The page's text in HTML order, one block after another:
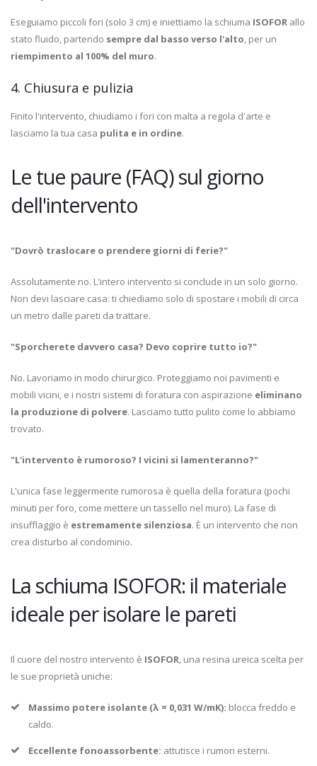
Eseguiamo piccoli fori (solo 3 cm) e iniettiamo la schiuma ISOFOR allo
stato fluido, partendo sempre dal basso verso l'alto, per un
riempimento al 100% del muro.
4. Chiusura e pulizia
Finito l'intervento, chiudiamo i fori con malta a regola d'arte e
lasciamo la tua casa pulita e in ordine.
Le tue paure (FAQ) sul giorno
dell'intervento
"Dovrò traslocare o prendere giorni di ferie?"
Assolutamente no. L'intero intervento si conclude in un solo giorno.
Non devi lasciare casa: ti chiediamo solo di spostare i mobili di circa
un metro dalle pareti da trattare.
"Sporcherete davvero casa? Devo coprire tutto io?"
No. Lavoriamo in modo chirurgico. Proteggiamo noi pavimenti e
mobili vicini, e i nostri sistemi di foratura con aspirazione eliminano
la produzione di polvere. Lasciamo tutto pulito come lo abbiamo
trovato.
"L'intervento è rumoroso? I vicini si lamenteranno?"
L'unica fase leggermente rumorosa è quella della foratura (pochi
minuti per foro, come mettere un tassello nel muro). La fase di
insufflaggio è estremamente silenziosa. È un intervento che non
crea disturbo al condominio.
La schiuma ISOFOR: il materiale
ideale per isolare le pareti
Il cuore del nostro intervento è ISOFOR, una resina ureica scelta per
le sue proprietà uniche:
Massimo potere isolante (λ = 0,031 W/mK): blocca freddo e
caldo.
Eccellente fonoassorbente: attutisce i rumori esterni.